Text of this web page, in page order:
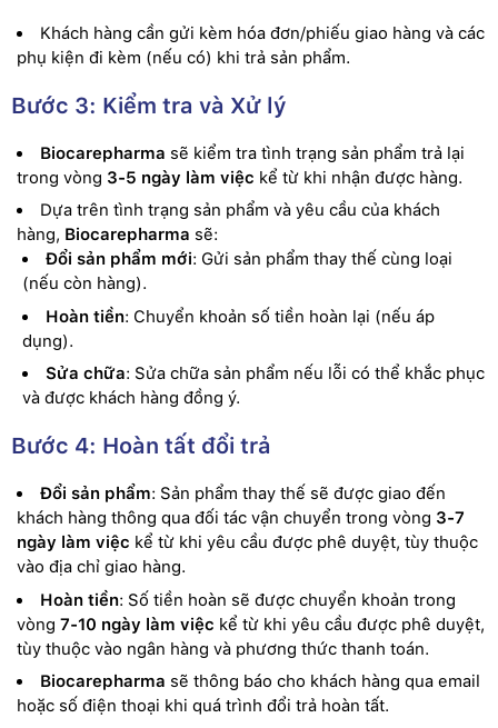
Khách hàng cần gửi kèm hóa đơn/phiếu giao hàng và các
phụ kiện đi kèm (nếu có) khi trả sản phẩm.
Bước 3: Kiểm tra và Xử lý
Biocarepharma sẽ kiểm tra tình trạng sản phẩm trả lại
trong vòng 3-5 ngày làm việc kể từ khi nhận được hàng.
Dựa trên tình trạng sản phẩm và yêu cầu của khách
hàng, Biocarepharma sẽ:
Đổi sản phẩm mới: Gửi sản phẩm thay thế cùng loại
(nếu còn hàng).
Hoàn tiền: Chuyển khoản số tiền hoàn lại (nếu áp
dụng).
Sửa chữa: Sửa chữa sản phẩm nếu lỗi có thể khắc phục
và được khách hàng đồng ý.
Bước 4: Hoàn tất đổi trả
Đổi sản phẩm: Sản phẩm thay thế sẽ được giao đến
khách hàng thông qua đối tác vận chuyển trong vòng 3-7
ngày làm việc kể từ khi yêu cầu được phê duyệt, tùy thuộc
vào địa chỉ giao hàng.
Hoàn tiền: Số tiền hoàn sẽ được chuyển khoản trong
vòng 7-10 ngày làm việc kể từ khi yêu cầu được phê duyệt,
tùy thuộc vào ngân hàng và phương thức thanh toán.
Biocarepharma sẽ thông báo cho khách hàng qua email
hoặc số điện thoại khi quá trình đổi trả hoàn tất.